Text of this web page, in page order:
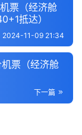
票（经济舱
抵达）
2024-11-09 21:34
票（经济舱
下一篇